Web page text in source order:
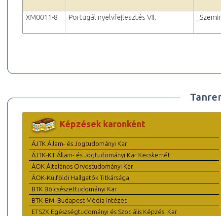
XM0011-8 Portugál nyelvfejlesztés VII.
Képzések karonként
ÁJTK Állam- és Jogtudományi Kar
ÁJTK-KT Állam- és Jogtudományi Kar Kecskemét
ÁOK Általános Orvostudományi Kar
ÁOK-Külföldi Hallgatók Titkársága
BTK Bölcsészettudományi Kar
BTK-BMI Budapest Média Intézet
ETSZK Egészségtudományi és Szociális Képzési Kar